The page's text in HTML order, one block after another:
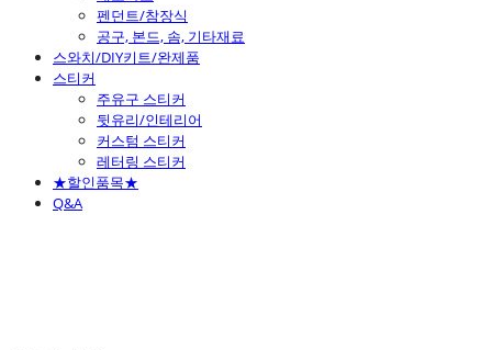
펜던트/참장식
공구, 본드, 솜, 기타재료
스와치/DIY키트/완제품
스티커
주유구 스티커
뒷유리/인테리어
커스텀 스티커
레터링 스티커
★할인품목★
Q&A